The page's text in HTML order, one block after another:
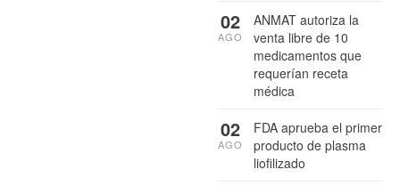
ANMAT autoriza la
venta libre de 10
medicamentos que
requerían receta
médica
02
AGO
FDA aprueba el primer
producto de plasma
liofilizado
02
AGO